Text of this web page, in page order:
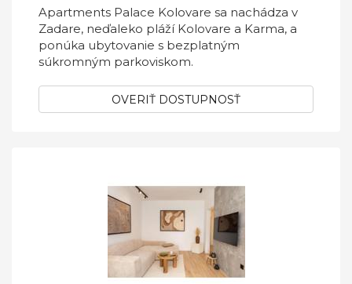
Apartments Palace Kolovare sa nachádza v
Zadare, neďaleko pláží Kolovare a Karma, a
ponúka ubytovanie s bezplatným
súkromným parkoviskom.
OVERIŤ DOSTUPNOSŤ